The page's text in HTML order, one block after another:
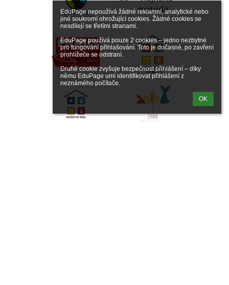
EduPage nepoužívá žádné reklamní, analytické nebo
jiné soukromí ohrožující cookies. Žádné cookies se
nesdílejí se třetími stranami.
EduPage používá pouze 2 cookies – jedno nezbytné
pro fungování přihlašování. Toto je dočasné, po zavření
prohlížeče se odstraní.
Druhé cookie zvyšuje bezpečnost přihlášení – díky
němu EduPage umí identifikovat přihlášení z
neznámého počítače.
OK